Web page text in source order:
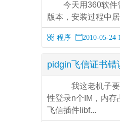
今天用360软件
版本，安装过程中
程序 2010-05-24
pidgin飞信证书错
我这老机子要
性登录n个IM，内
飞信插件libf...